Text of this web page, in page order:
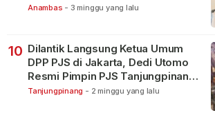
Anambas - 3 minggu yang lalu
10 Dilantik Langsung Ketua Umum
DPP PJS di Jakarta, Dedi Utomo
Resmi Pimpin PJS Tanjungpinang-
Bintan
Tanjungpinang - 2 minggu yang lalu